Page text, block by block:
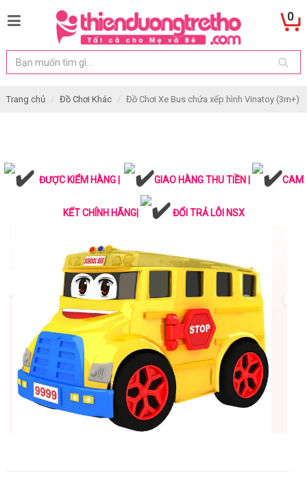
0
Trang chủ Đồ Chơi Khác Đồ Chơi Xe Bus chứa xếp hình Vinatoy (3m+)
ĐƯỢC KIỂM HÀNG | GIAO HÀNG THU TIỀN | CAM
KẾT CHÍNH HÃNG| ĐỔI TRẢ LỖI NSX